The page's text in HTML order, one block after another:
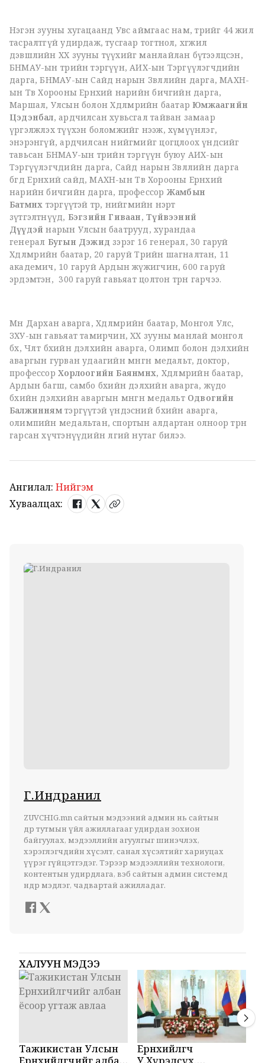
Нэгэн зууны хугацаанд Увс аймгаас нам, төрийг 44 жил
тасралтгүй удирдаж, тусгаар тогтнол, хөгжил
дэвшлийн XX зууны түүхийг манлайлан бүтээлцсэн,
БНМАУ-ын төрийн тэргүүн, АИХ-ын Тэргүүлэгчдийн
дарга, БНМАУ-ын Сайд нарын Зөвлөлийн дарга, МАХН-
ын Төв Хорооны Ерөнхий нарийн бичгийн дарга,
Маршал, Улсын болон Хөдөлмөрийн баатарЮмжаагийн
Цэдэнбал, ардчилсан хувьсгал тайван замаар
үргэлжлэх түүхэн боломжийг нээж, хүмүүнлэг,
энэрэнгүй, ардчилсан нийгмийг цогцлоох үндсийг
тавьсан БНМАУ-ын төрийн тэргүүн буюу АИХ-ын
Тэргүүлэгчдийн дарга, Сайд нарын Зөвлөлийн дарга
бөгөөд Ерөнхий сайд, МАХН-ын Төв Хорооны Ерөнхий
нарийн бичгийн дарга, профессор Жамбын
Батмөнх тэргүүтэй төр, нийгмийн нэрт
зүтгэлтнүүд, Бэгзийн Гиваан,Түйвээний
Дүүдэй нарын Улсын баатрууд, хурандаа
генерал Бугын Дэжид зэрэг 16 генерал, 30 гаруй
Хөдөлмөрийн баатар, 20 гаруй Төрийн шагналтан, 11
академич, 10 гаруй Ардын жүжигчин, 600 гаруй
эрдэмтэн, 300 гаруй гавьяат цолтон төрөн гарчээ.
Мөн Дархан аварга, Хөдөлмөрийн баатар, Монгол Улс,
ЗХУ-ын гавьяат тамирчин, XX зууны манлай монгол
бөх, Чөлөөт бөхийн дэлхийн аварга, Олимп болон дэлхийн
аваргын гурван удаагийн мөнгөн медальт, доктор,
профессорХорлоогийн Баянмөнх, Хөдөлмөрийн баатар,
Ардын багш, самбо бөхийн дэлхийн аварга, жүдо
бөхийн дэлхийн аваргын мөнгөн медальт Одвогийн
Балжиннямтэргүүтэй үндэсний бөхийн аварга,
олимпийн медальтан, спортын алдартан олноор төрөн
гарсан хүчтэнүүдийн өлгий нутаг билээ.
Ангилал: Нийгэм
Хуваалцах:
Г.Индранил
ZUVCHIG.mn сайтын мэдээний админ нь сайтын
өдөр тутмын үйл ажиллагааг удирдан зохион
байгуулах, мэдээллийн агуулгыг шинэчлэх,
хэрэглэгчдийн хүсэлт, санал хүсэлтийг хариуцах
үүрэг гүйцэтгэдэг. Тэрээр мэдээллийн технологи,
контентын удирдлага, вэб сайтын админ системд
өндөр мэдлэг, чадвартай ажилладаг.
ХАЛУУН МЭДЭЭ
Тажикистан Улсын
Ерөнхийлөгчийг албан
Ерөнхийлөгч
У.Хүрэлсүх,